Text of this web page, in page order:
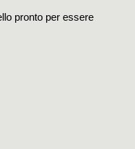
pronto per essere